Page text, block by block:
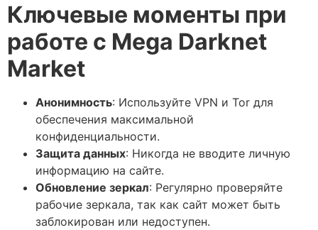
Ключевые моменты при
работе с Mega Darknet
Market
Анонимность: Используйте VPN и Tor для
обеспечения максимальной
конфиденциальности.
Защита данных: Никогда не вводите личную
информацию на сайте.
Обновление зеркал: Регулярно проверяйте
рабочие зеркала, так как сайт может быть
заблокирован или недоступен.